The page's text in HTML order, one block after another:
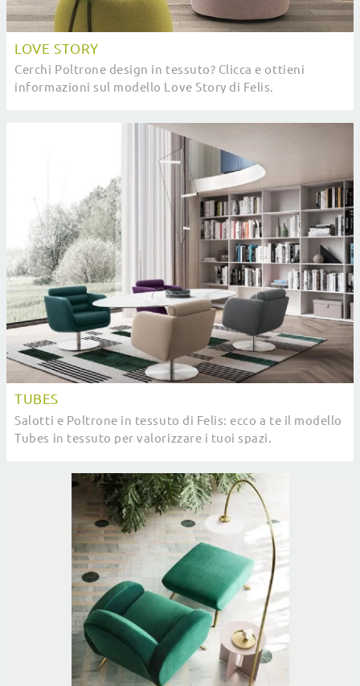
LOVE STORY
Cerchi Poltrone design in tessuto? Clicca e ottieni
informazioni sul modello Love Story di Felis.
TUBES
Salotti e Poltrone in tessuto di Felis: ecco a te il modello
Tubes in tessuto per valorizzare i tuoi spazi.